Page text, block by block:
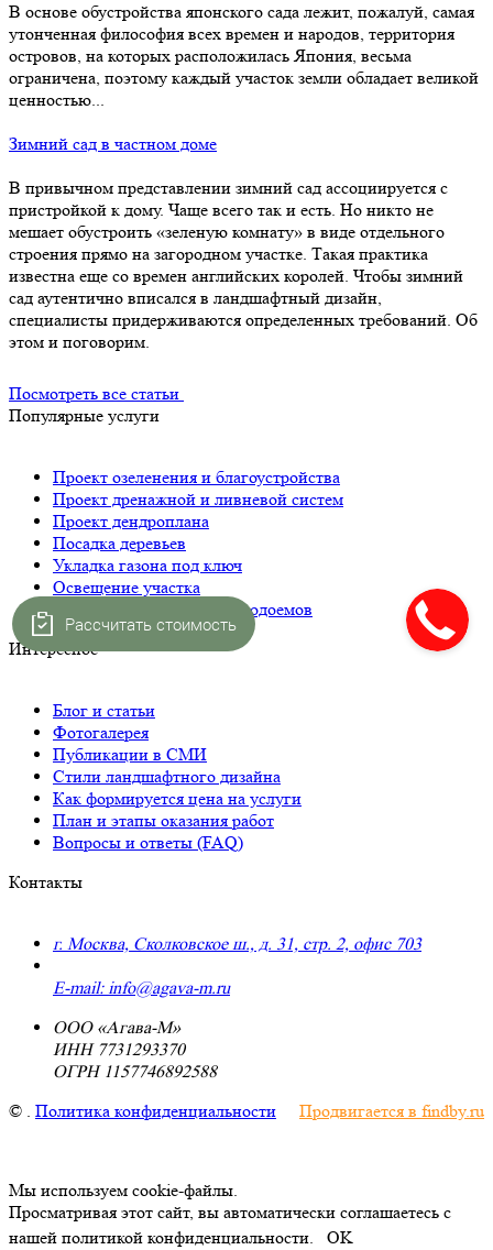
В основе обустройства японского сада лежит, пожалуй, самая
утонченная философия всех времен и народов, территория
островов, на которых расположилась Япония, весьма
ограничена, поэтому каждый участок земли обладает великой
ценностью...
Зимний сад в частном доме
В привычном представлении зимний сад ассоциируется с
пристройкой к дому. Чаще всего так и есть. Но никто не
мешает обустроить «зеленую комнату» в виде отдельного
строения прямо на загородном участке. Такая практика
известна еще со времен английских королей. Чтобы зимний
сад аутентично вписался в ландшафтный дизайн,
специалисты придерживаются определенных требований. Об
этом и поговорим.
Посмотреть все статьи
Популярные услуги
Проект озеленения и благоустройства
Проект дренажной и ливневой систем
Проект дендроплана
Посадка деревьев
Укладка газона под ключ
Освещение участка
Строительство прудов и водоемов
Интересное
Блог и статьи
Фотогалерея
Публикации в СМИ
Стили ландшафтного дизайна
Как формируется цена на услуги
План и этапы оказания работ
Вопросы и ответы (FAQ)
Контакты
г. Москва, Сколковское ш., д. 31, стр. 2, офис 703
E-mail: info@agava-m.ru
ООО «Агава-М»
ИНН 7731293370
ОГРН 1157746892588
© . Политика конфиденциальности Продвигается в findby.ru
Мы используем cookie-файлы.
Просматривая этот сайт, вы автоматически соглашаетесь с
нашей политикой конфиденциальности.
OK
Рассчитать стоимость